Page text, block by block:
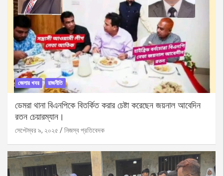
জেলার খবর রাজনীতি
ডেমরা থানা বিএনপিকে বিতর্কিত করার চেষ্টা করেছেন জয়নাল আবেদিন
রতন চেয়ারম্যান।
সেপ্টেম্বর ৯, ২০২৫ নিজস্ব প্রতিবেদক